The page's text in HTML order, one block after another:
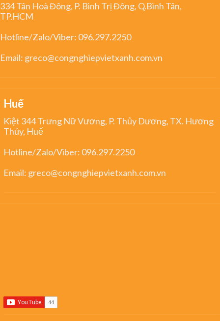
334 Tân Hoà Đông, P. Bình Trị Đông, Q.Bình Tân,
TP.HCM
Hotline/Zalo/Viber: 096.297.2250
Email: greco@congnghiepvietxanh.com.vn
Huế
Kiệt 344 Trưng Nữ Vương, P. Thủy Dương, TX. Hương
Thủy, Huế
Hotline/Zalo/Viber: 096.297.2250
Email: greco@congnghiepvietxanh.com.vn